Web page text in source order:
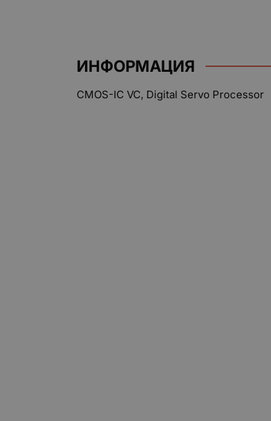
ИНФОРМАЦИЯ
CMOS-IC VC, Digital Servo Processor